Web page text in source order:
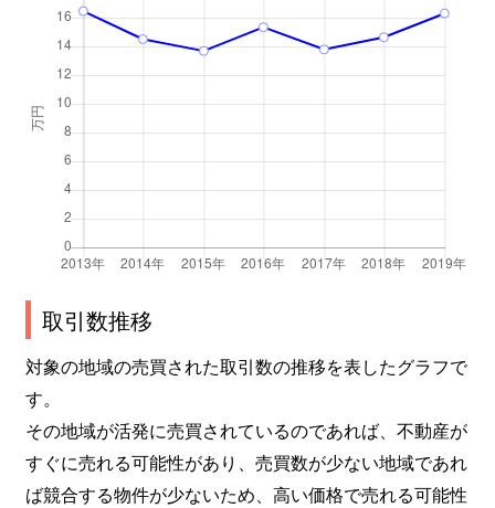
取引数推移
対象の地域の売買された取引数の推移を表したグラフで
す。
その地域が活発に売買されているのであれば、不動産が
すぐに売れる可能性があり、売買数が少ない地域であれ
ば競合する物件が少ないため、高い価格で売れる可能性